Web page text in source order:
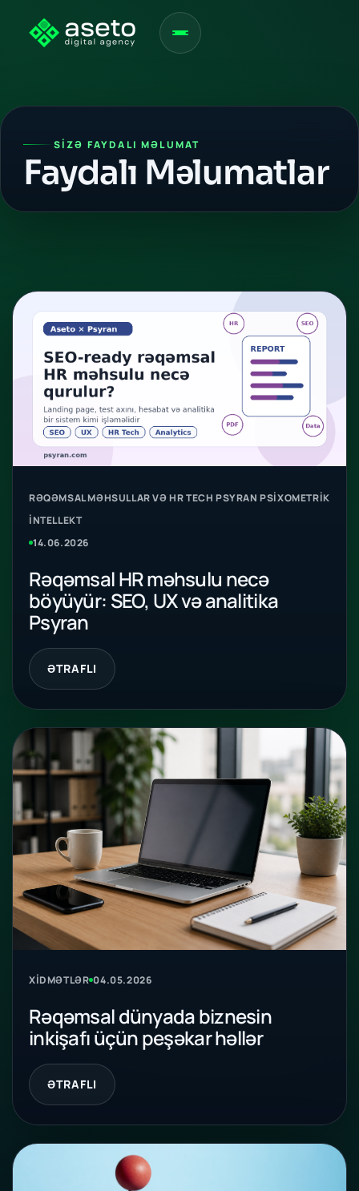
SIZƏ FAYDALI MƏLUMAT
Faydalı Məlumatlar
RƏQƏMSAL MƏHSULLAR VƏ HR TECH PSYRAN PSIXOMETRIK
İNTELLEKT
14.06.2026
Rəqəmsal HR məhsulu necə
böyüyür: SEO, UX və analitika
Psyran
ƏTRAFLI
XIDMƏTLƏR 04.05.2026
Rəqəmsal dünyada biznesin
inkişafı üçün peşəkar həllər
ƏTRAFLI